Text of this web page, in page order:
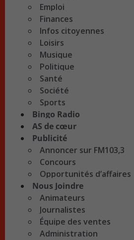
Emploi
Finances
Infos citoyennes
Loisirs
Musique
Politique
Santé
Société
Sports
Bingo Radio
AS de cœur
Publicité
Annoncer sur FM103,3
Concours
Opportunités d’affaires
Nous Joindre
Animateurs
Journalistes
Équipe des ventes
Administration